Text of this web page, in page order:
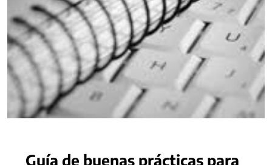
Guía de buenas prácticas para